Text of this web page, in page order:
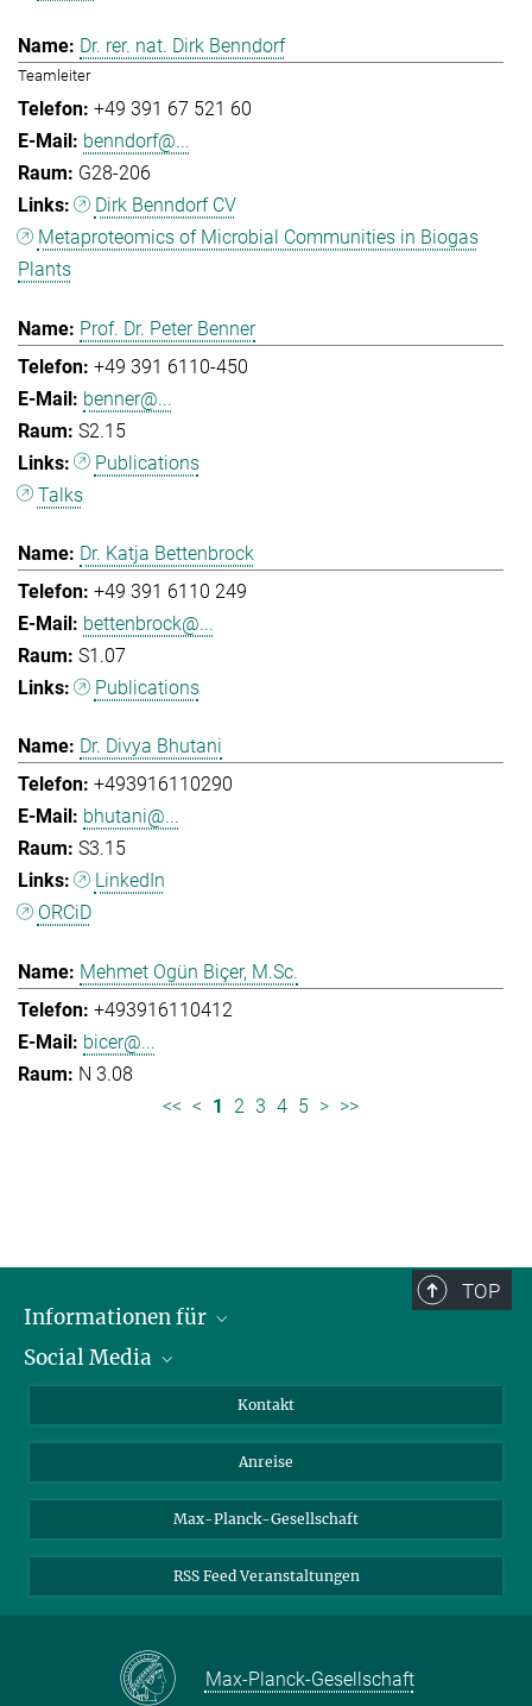
Dr. rer. nat. Dirk Benndorf
Teamleiter
+49 391 67 521 60
benndorf@...
G28-206
Dirk Benndorf CV
Metaproteomics of Microbial Communities in Biogas
Plants
Prof. Dr. Peter Benner
+49 391 6110-450
benner@...
S2.15
Publications
Talks
Dr. Katja Bettenbrock
+49 391 6110 249
bettenbrock@...
S1.07
Publications
Dr. Divya Bhutani
+493916110290
bhutani@...
S3.15
LinkedIn
ORCiD
Mehmet Ogün Biçer, M.Sc.
+493916110412
bicer@...
N 3.08
<< < 1 2 3 4 5 > >>
TOP
Informationen für
Wissenschaftlerinnen und Wissenschaftler
Bewerberinnen und Bewerber
Medienvertreter
Schülerinnen und Schüler
Social Media
YouTube
Mastodon
Kontakt
Anreise
Max-Planck-Gesellschaft
RSS Feed Veranstaltungen
Max-Planck-Gesellschaft